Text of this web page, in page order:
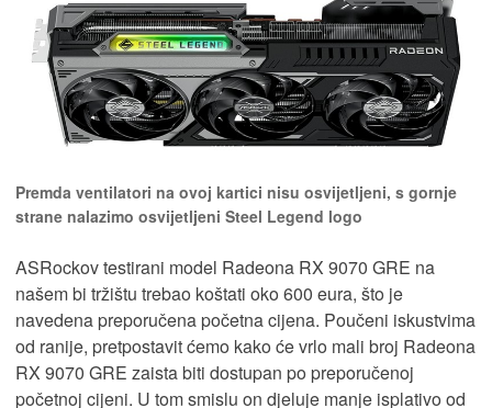
Premda ventilatori na ovoj kartici nisu osvijetljeni, s gornje
strane nalazimo osvijetljeni Steel Legend logo
ASRockov testirani model Radeona RX 9070 GRE na
našem bi tržištu trebao koštati oko 600 eura, što je
navedena preporučena početna cijena. Poučeni iskustvima
od ranije, pretpostavit ćemo kako će vrlo mali broj Radeona
RX 9070 GRE zaista biti dostupan po preporučenoj
početnoj cijeni. U tom smislu on djeluje manje isplativo od